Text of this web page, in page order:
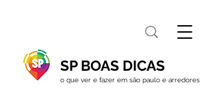
SP BOAS DICAS
o que ver e fazer em são paulo e arredores